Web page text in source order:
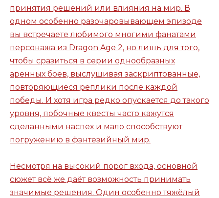
принятия решений или влияния на мир. В
одном особенно разочаровывающем эпизоде
вы встречаете любимого многими фанатами
персонажа из Dragon Age 2, но лишь для того,
чтобы сразиться в серии однообразных
аренных боёв, выслушивая заскриптованные,
повторяющиеся реплики после каждой
победы. И хотя игра редко опускается до такого
уровня, побочные квесты часто кажутся
сделанными наспех и мало способствуют
погружению в фэнтезийный мир.
Несмотря на высокий порог входа, основной
сюжет всё же даёт возможность принимать
значимые решения. Один особенно тяжёлый